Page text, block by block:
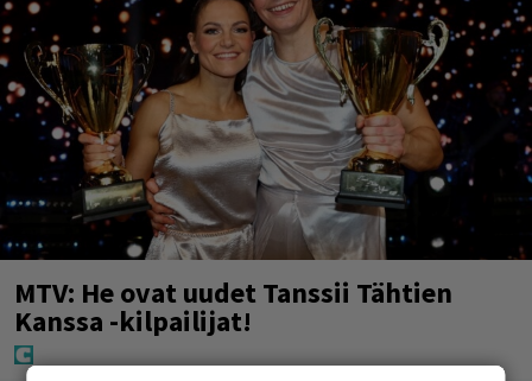
MTV: He ovat uudet Tanssii Tähtien
Kanssa -kilpailijat!